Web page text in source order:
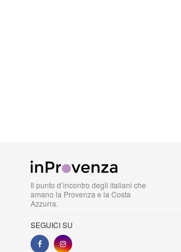
Il punto d’incontro degli italiani che
amano la Provenza e la Costa
Azzurra.
SEGUICI SU